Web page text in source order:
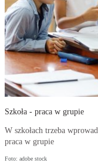
Szkoła - praca w grupie
W szkołach trzeba
praca w grupie
Foto: adobe stock